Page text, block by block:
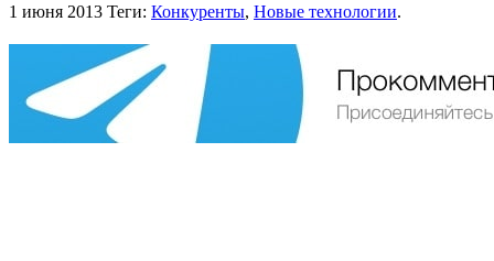
1 июня 2013 Теги: Конкуренты, Новые технологии.